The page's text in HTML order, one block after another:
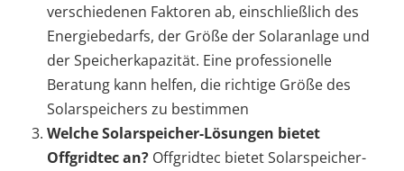
verschiedenen Faktoren ab, einschließlich des
Energiebedarfs, der Größe der Solaranlage und
der Speicherkapazität. Eine professionelle
Beratung kann helfen, die richtige Größe des
Solarspeichers zu bestimmen
Welche Solarspeicher-Lösungen bietet
Offgridtec an? Offgridtec bietet Solarspeicher-